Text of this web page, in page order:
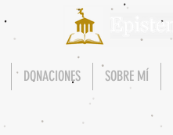
DONACIONES SOBRE MÍ